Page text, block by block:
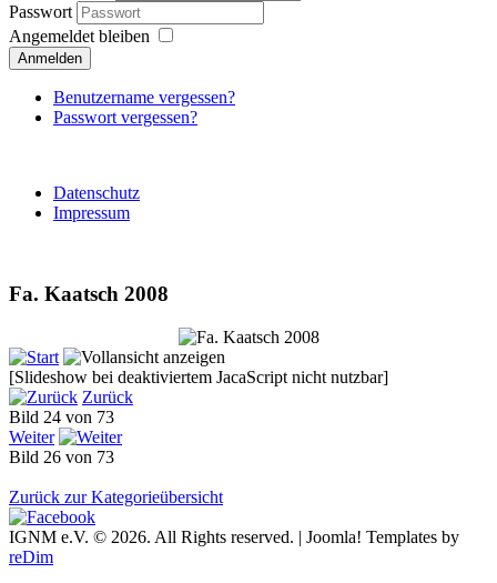
Passwort
Angemeldet bleiben
Anmelden
Benutzername vergessen?
Passwort vergessen?
Datenschutz
Impressum
Fa. Kaatsch 2008
[Slideshow bei deaktiviertem JacaScript nicht nutzbar]
Zurück
Bild 24 von 73
Weiter
Bild 26 von 73
Zurück zur Kategorieübersicht
IGNM e.V. © 2026. All Rights reserved. | Joomla! Templates by
reDim